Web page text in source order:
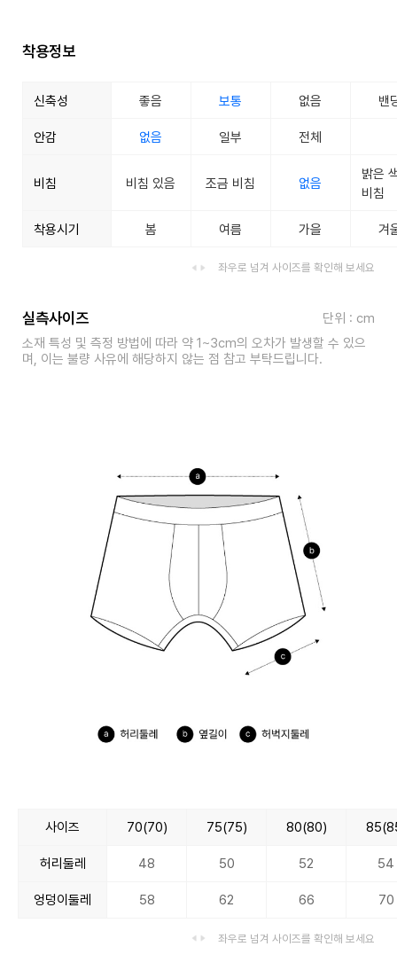
착용정보
신축성 좋음 보통 없음 밴
안감 없음 일부 전체
비침 비침 있음 조금 비침 없음
밝은
비침
착용시기 봄 여름 가을 겨
좌우로 넘겨 사이즈를 확인해 보세요
실측사이즈
단위 : cm
소재 특성 및 측정 방법에 따라 약 1~3cm의 오차가 발생할 수 있으
며, 이는 불량 사유에 해당하지 않는 점 참고 부탁드립니다.
사이즈 70(70) 75(75) 80(80)
허리둘레 48 50 52 54
엉덩이둘레 58 62 66 70
좌우로 넘겨 사이즈를 확인해 보세요